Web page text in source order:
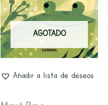
AGOTADO
Añadir a lista de deseos
original
era:
9,90€.
actual
es:
9,40€.